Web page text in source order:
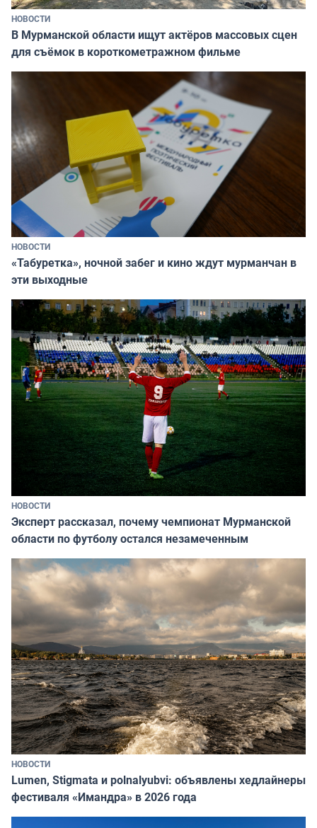
НОВОСТИ
В Мурманской области ищут актёров массовых сцен
для съёмок в короткометражном фильме
НОВОСТИ
«Табуретка», ночной забег и кино ждут мурманчан в
эти выходные
НОВОСТИ
Эксперт рассказал, почему чемпионат Мурманской
области по футболу остался незамеченным
НОВОСТИ
Lumen, Stigmata и polnalyubvi: объявлены хедлайнеры
фестиваля «Имандра» в 2026 года